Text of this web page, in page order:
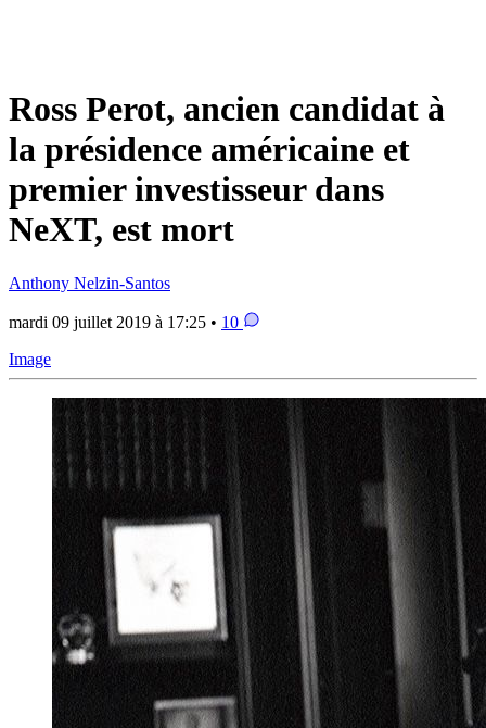
Ross Perot, ancien candidat à
la présidence américaine et
premier investisseur dans
NeXT, est mort
Anthony Nelzin-Santos
mardi 09 juillet 2019 à 17:25 • 10
Image